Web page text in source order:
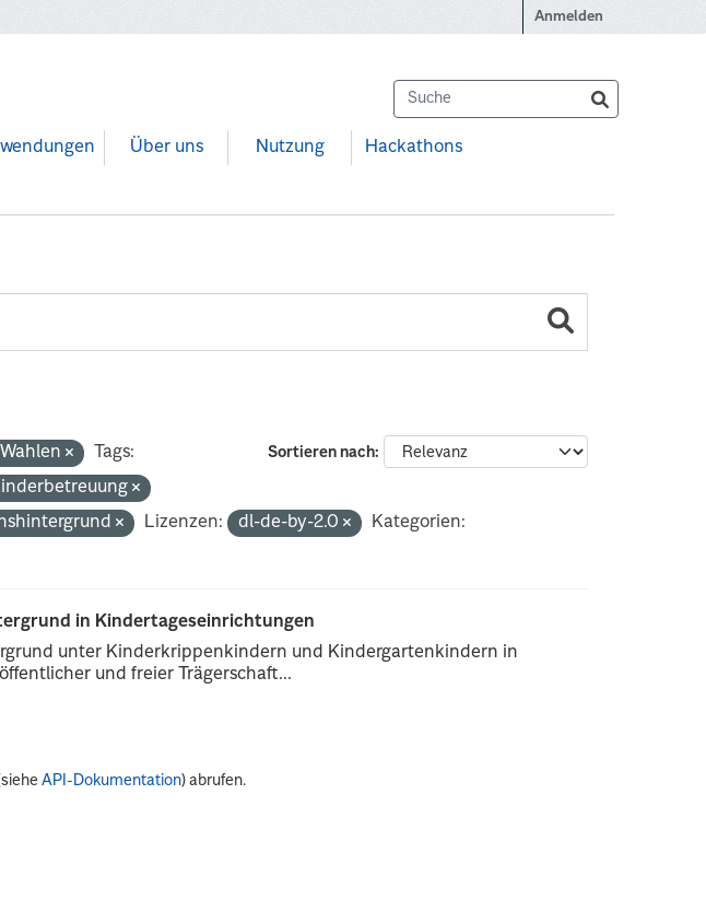
Anmelden
Über uns Nutzung Hackathons
Sortieren nach
Tags:
Lizenzen: dl-de-by-2.0
Kategorien:
in Kindertageseinrichtungen
unter Kinderkrippenkindern und Kindergartenkindern in
und freier Trägerschaft...
API-Dokumentation) abrufen.